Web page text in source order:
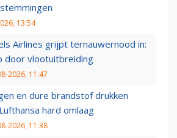
13:54
Airlines grijpt ternauwernood in:
door vlootuitbreiding
2026, 11:47
en dure brandstof drukken
hard omlaag
2026, 11:38